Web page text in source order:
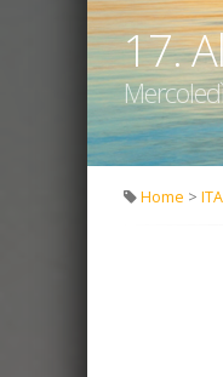
17.
Home > ITA